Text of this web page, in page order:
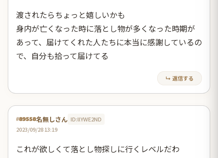
渡されたらちょっと嬉しいかも
身内が亡くなった時に落とし物が多くなった時期が
あって、届けてくれた人たちに本当に感謝しているの
で、自分も拾って届けてる
↳ 返信する
#89558名無しさん ID:llYWE2ND
2023/09/28 13:19
これが欲しくて落とし物探しに行くレベルだわ